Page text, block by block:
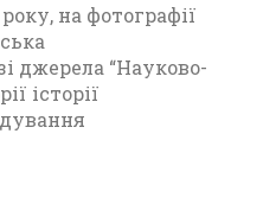
на фотографії
джерела “Науково-
історії